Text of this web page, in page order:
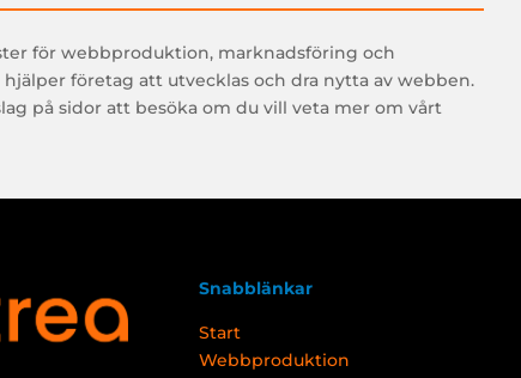
för webbproduktion, marknadsföring och
företag att utvecklas och dra nytta av webben.
på sidor att besöka om du vill veta mer om vårt
Snabblänkar
Start
Webbproduktion